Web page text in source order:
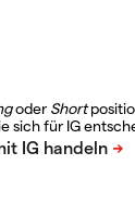
oderShort
sich für IG